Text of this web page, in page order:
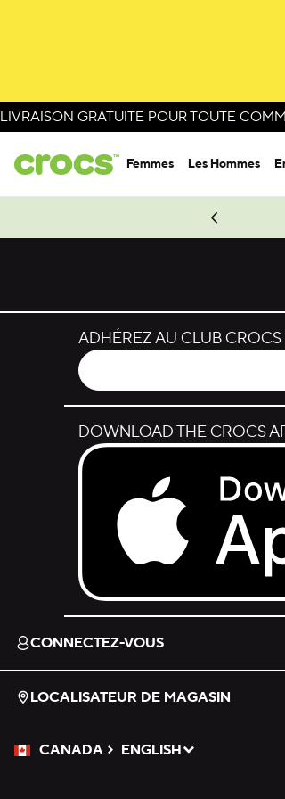
LIVRAISON GRATUITE POUR TOUTE
Femmes Les Hommes
Magasinez Spider-Man
ADHÉREZ AU CLUB
DOWNLOAD THE CROCS
Download on the App Store.
CONNECTEZ-VOUS
LOCALISATEUR DE MAGASIN
CANADA
Veuillez sélectionner une langue
ENGLISH
Sélectionné